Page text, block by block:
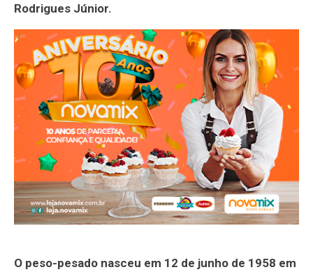
Rodrigues Júnior.
O peso-pesado nasceu em 12 de junho de 1958 em